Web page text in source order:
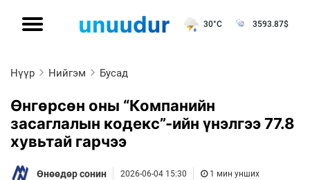
30°C 3593.87$
Нүүр Нийгэм Бусад
Өнгөрсөн оны “Компанийн
засаглалын кодекс”-ийн үнэлгээ 77.8
хувьтай гарчээ
Өнөөдөр сонин 2026-06-04 15:30 1 мин унших